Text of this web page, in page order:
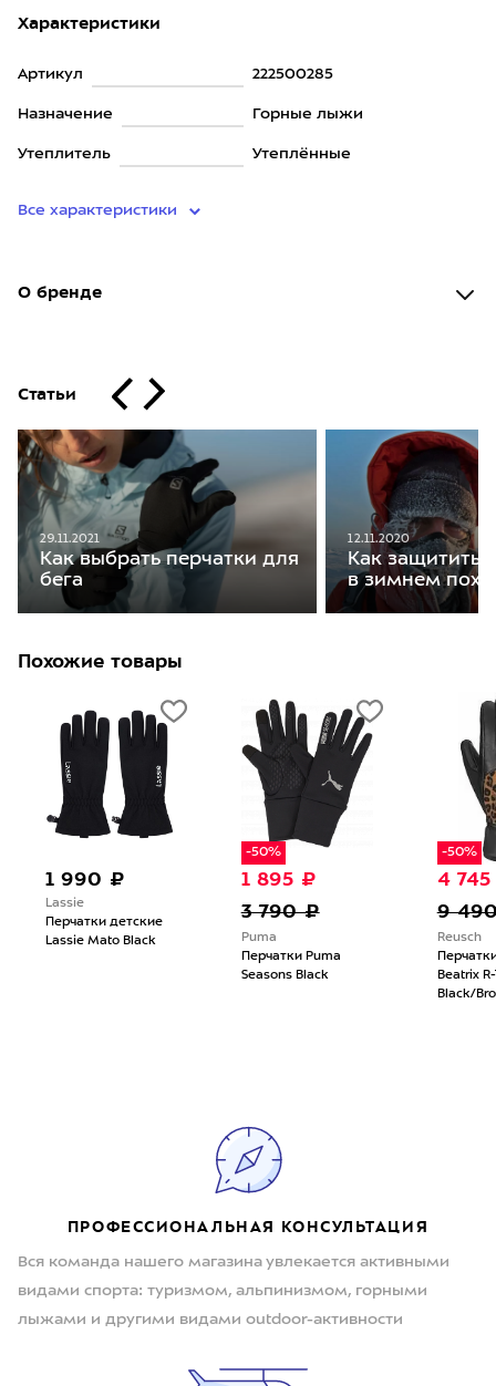
Характеристики
Артикул 222500285
Назначение Горные лыжи
Утеплитель Утеплённые
Все характеристики
О бренде
Статьи
29.11.2021
Как выбрать перчатки для
бега
12.11.2020
Как защитить
в зимнем
Похожие товары
детские
Black
Puma
Перчатки Puma
Перчатки Reusch
Beatrix R-Tex Xt
Black/Brown Leopard
ПРОФЕССИОНАЛЬНАЯ КОНСУЛЬТАЦИЯ
Вся команда нашего магазина увлекается активными
видами спорта: туризмом, альпинизмом, горными
лыжами и другими видами outdoor-активности